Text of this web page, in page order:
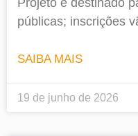
públicas; inscrições
SAIBA MAIS
19 de junho de 2026